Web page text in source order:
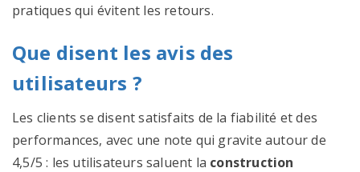
pratiques qui évitent les retours.
Que disent les avis des
utilisateurs ?
Les clients se disent satisfaits de la fiabilité et des
performances, avec une note qui gravite autour de
4,5/5 : les utilisateurs saluent la construction